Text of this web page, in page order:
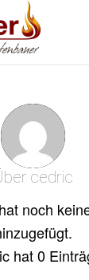
cedric
noch
hat 0